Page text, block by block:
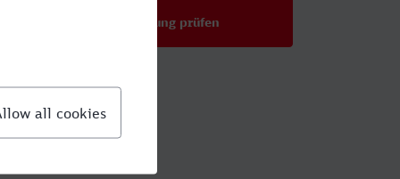
Verbindung prüfen